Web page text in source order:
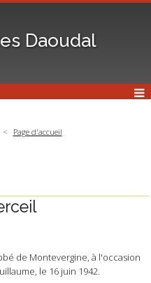
Daoudal
Page d'accueil
de Montevergine, à l'occasion
le 16 juin 1942.